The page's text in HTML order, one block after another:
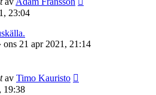
23:04
ons 21 apr 2021, 21:14
av Timo Kauristo
19:38